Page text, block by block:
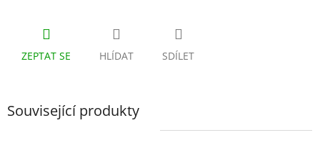
ZEPTAT SE HLÍDAT SDÍLET
Související produkty